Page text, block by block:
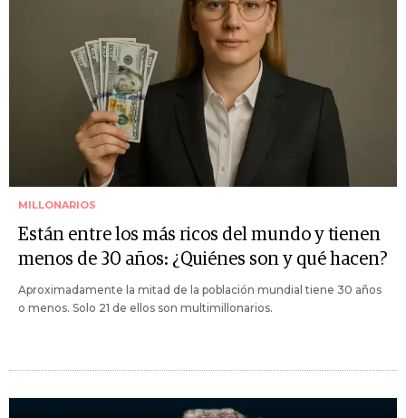
MILLONARIOS
Están entre los más ricos del mundo y tienen
menos de 30 años: ¿Quiénes son y qué hacen?
Aproximadamente la mitad de la población mundial tiene 30 años
o menos. Solo 21 de ellos son multimillonarios.